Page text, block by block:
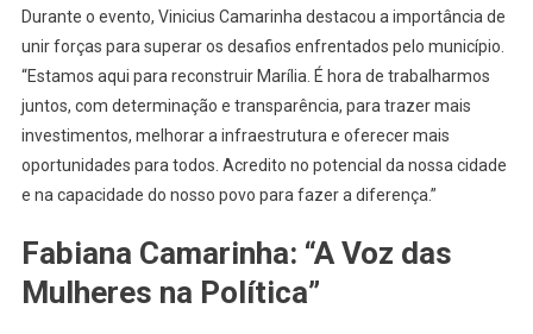
Durante o evento, Vinicius Camarinha destacou a importância de
unir forças para superar os desafios enfrentados pelo município.
“Estamos aqui para reconstruir Marília. É hora de trabalharmos
juntos, com determinação e transparência, para trazer mais
investimentos, melhorar a infraestrutura e oferecer mais
oportunidades para todos. Acredito no potencial da nossa cidade
e na capacidade do nosso povo para fazer a diferença.”
Fabiana Camarinha: “A Voz das
Mulheres na Política”